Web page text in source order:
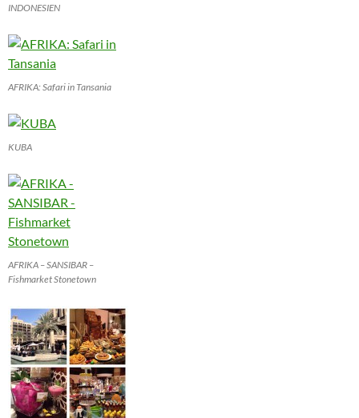
INDONESIEN
AFRIKA: Safari in Tansania
KUBA
AFRIKA – SANSIBAR –
Fishmarket Stonetown